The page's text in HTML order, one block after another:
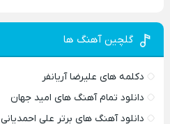
گلچین آهنگ ها
دکلمه های علیرضا آریانفر
دانلود تمام آهنگ های امید جهان
دانلود آهنگ های برتر علی احمدیانی 1404